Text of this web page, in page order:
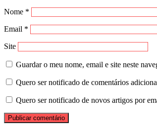
Nome *
Email *
Site
Guardar o meu nome, email e site neste
Quero ser notificado de comentários
Quero ser notificado de novos artigos por